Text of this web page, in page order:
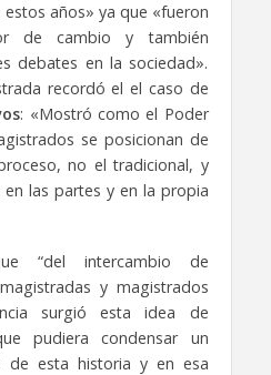
años» ya que «fueron
de cambio y también
debates en la sociedad».
recordó el el caso de
: «Mostró como el Poder
se posicionan de
no el tradicional, y
las partes y en la propia
“del intercambio de
y magistrados
surgió esta idea de
pudiera condensar un
de esta historia y en esa